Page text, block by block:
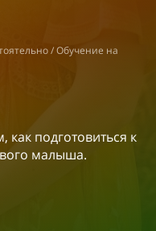
/ Обучение на
подготовиться к
малыша.